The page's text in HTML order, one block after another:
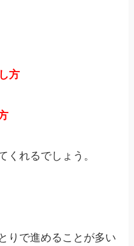
方
くれるでしょう。
りで進めることが多い